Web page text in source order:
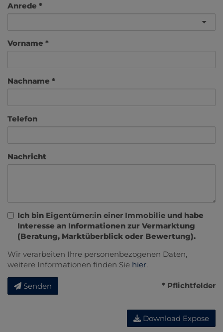
Anrede
Vorname
Nachname
Telefon
Nachricht
Ich bin Eigentümer:in einer Immobilie und habe
Interesse an Informationen zur Vermarktung
(Beratung, Marktüberblick oder Bewertung).
Wir verarbeiten Ihre personenbezogenen Daten,
weitere Informationen finden Sie hier.
Senden * Pflichtfelder
Download Expose